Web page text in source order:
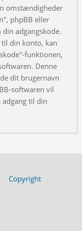
omstændigheder
phpBB eller
adgangskode.
til din konto, kan
funktionen,
Denne
dit brugernavn
softwaren vil
adgang til din
Copyright